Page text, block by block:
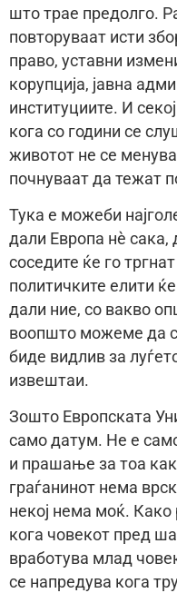
што трае предолго.
повторуваат исти
право, уставни
корупција, јавна
институциите. И
кога со години се
животот не се
почнуваат да тежат
Тука е можеби
дали Европа нè сака,
соседите ќе го
политичките елити
дали ние, со вакво
воопшто можеме да
биде видлив за
извештаи.
Зошто Европската
само датум. Не е
и прашање за тоа
граѓанинот нема
некој нема моќ. Како
кога човекот пред
вработува млад
се напредува кога